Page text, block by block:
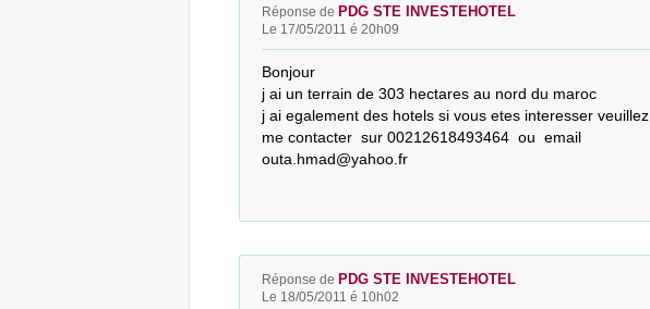
Réponse de PDG STE INVESTEHOTEL
Le 17/05/2011 é 20h09
Bonjour
j ai un terrain de 303 hectares au nord du maroc
j ai egalement des hotels si vous etes interesser veuillez
me contacter  sur 00212618493464  ou  email
outa.hmad@yahoo.fr
Réponse de PDG STE INVESTEHOTEL
Le 18/05/2011 é 10h02